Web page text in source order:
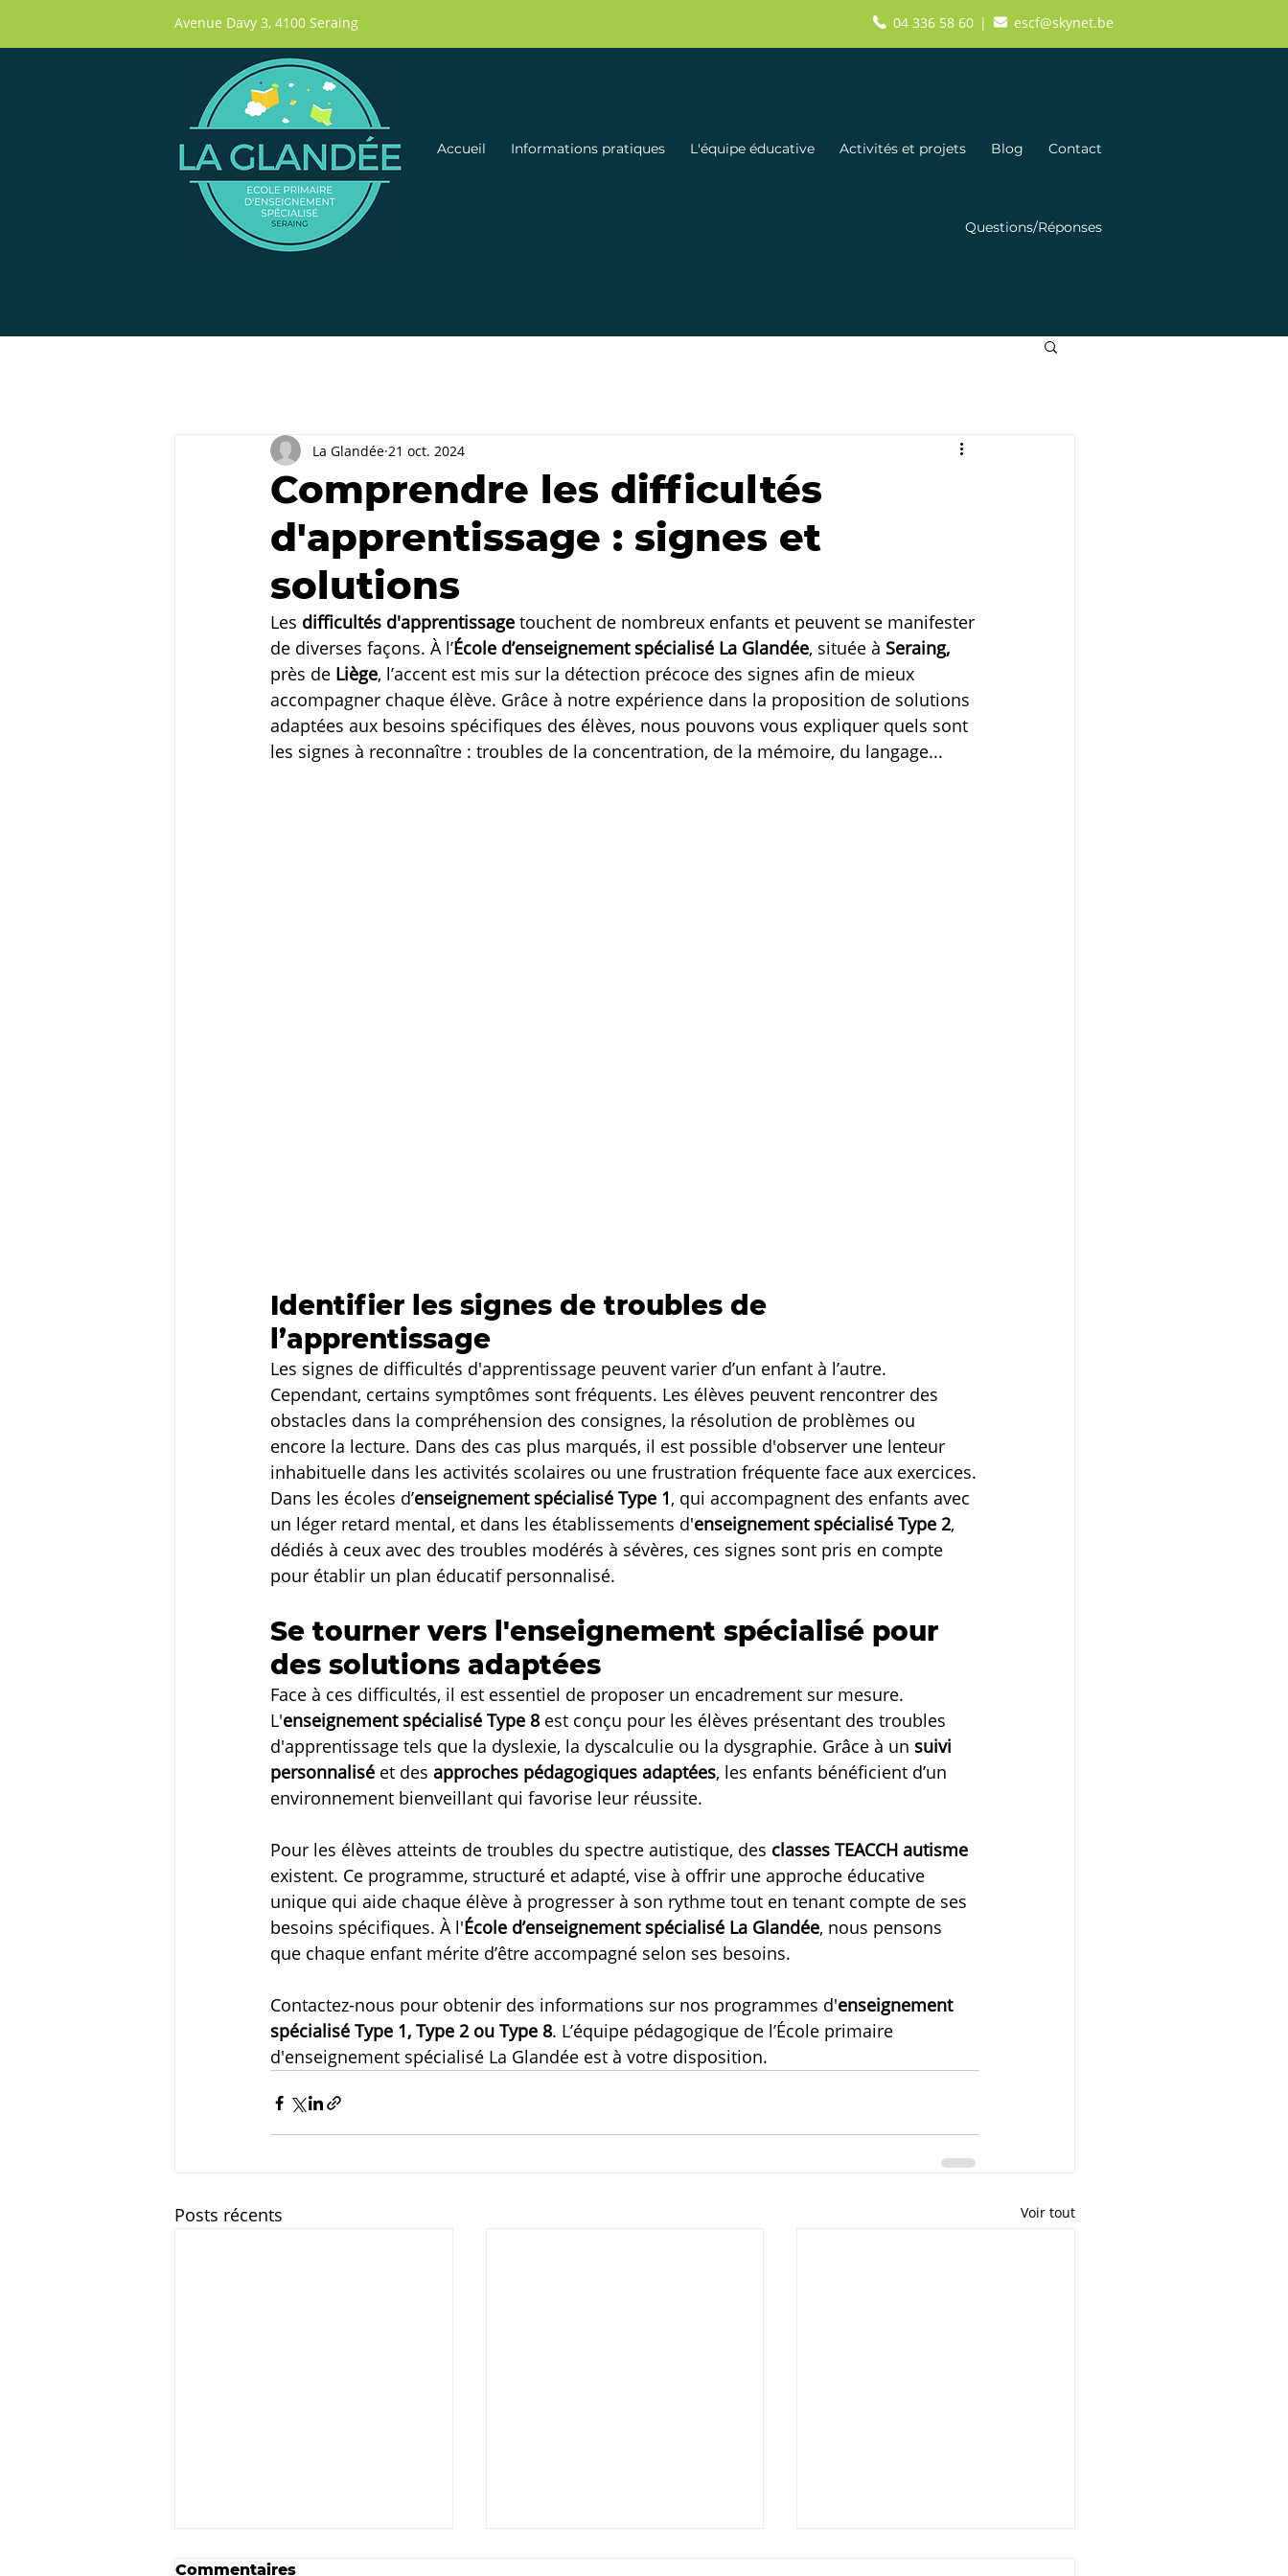
Avenue Davy 3, 4100 Seraing 04 336 58 60 | escf@skynet.be
Accueil Informations pratiques L'équipe éducative Activités et projets Blog Contact
Questions/Réponses
Comprendre les difficultés
d'apprentissage : signes et
solutions
La Glandée 21 oct. 2024
Les difficultés d'apprentissage touchent de nombreux enfants et peuvent se manifester
de diverses façons. À l’École d’enseignement spécialisé La Glandée, située à Seraing,
près de Liège, l’accent est mis sur la détection précoce des signes afin de mieux
accompagner chaque élève. Grâce à notre expérience dans la proposition de solutions
adaptées aux besoins spécifiques des élèves, nous pouvons vous expliquer quels sont
les signes à reconnaître : troubles de la concentration, de la mémoire, du langage...
Identifier les signes de troubles de
l’apprentissage
Les signes de difficultés d'apprentissage peuvent varier d’un enfant à l’autre.
Cependant, certains symptômes sont fréquents. Les élèves peuvent rencontrer des
obstacles dans la compréhension des consignes, la résolution de problèmes ou
encore la lecture. Dans des cas plus marqués, il est possible d'observer une lenteur
inhabituelle dans les activités scolaires ou une frustration fréquente face aux exercices.
Dans les écoles d’enseignement spécialisé Type 1, qui accompagnent des enfants avec
un léger retard mental, et dans les établissements d'enseignement spécialisé Type 2,
dédiés à ceux avec des troubles modérés à sévères, ces signes sont pris en compte
pour établir un plan éducatif personnalisé.
Se tourner vers l'enseignement spécialisé pour
des solutions adaptées
Face à ces difficultés, il est essentiel de proposer un encadrement sur mesure.
L'enseignement spécialisé Type 8 est conçu pour les élèves présentant des troubles
d'apprentissage tels que la dyslexie, la dyscalculie ou la dysgraphie. Grâce à un suivi
personnalisé et des approches pédagogiques adaptées, les enfants bénéficient d’un
environnement bienveillant qui favorise leur réussite.
Pour les élèves atteints de troubles du spectre autistique, des classes TEACCH autisme
existent. Ce programme, structuré et adapté, vise à offrir une approche éducative
unique qui aide chaque élève à progresser à son rythme tout en tenant compte de ses
besoins spécifiques. À l'École d’enseignement spécialisé La Glandée, nous pensons
que chaque enfant mérite d’être accompagné selon ses besoins.
Contactez-nous pour obtenir des informations sur nos programmes d'enseignement
spécialisé Type 1, Type 2 ou Type 8. L’équipe pédagogique de l’École primaire
d'enseignement spécialisé La Glandée est à votre disposition.
Posts récents Voir tout
Commentaires